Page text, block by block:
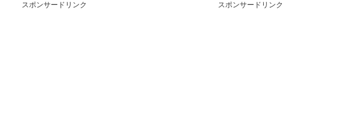
スポンサードリンク スポンサードリンク